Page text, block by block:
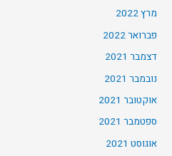
מרץ 2022
פברואר 2022
דצמבר 2021
נובמבר 2021
אוקטובר 2021
ספטמבר 2021
אוגוסט 2021